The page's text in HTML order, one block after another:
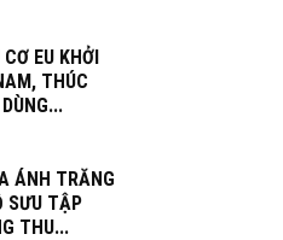
EU KHỞI
THÚC
ÁNH TRĂNG
SƯU TẬP
THU...